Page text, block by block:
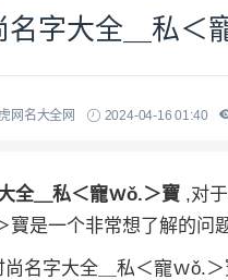
字大全＿私＜
网名大全网 2024-04-16 01:40
全＿私＜寵ｗǒ.＞寶 ,对
寶是一个非常想了解的问
名字大全＿私＜寵ｗǒ.＞